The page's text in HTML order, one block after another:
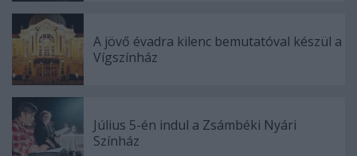
A jövő évadra kilenc bemutatóval készül a
Vígszínház
Július 5-én indul a Zsámbéki Nyári
Színház